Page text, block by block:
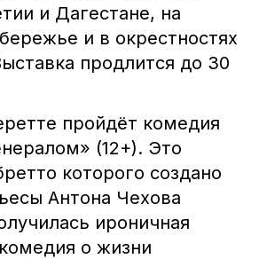
и Дагестане, на
и в окрестностях
продлится до 30
пройдёт комедия
(12+). Это
которого создано
Антона Чехова
ироничная
о жизни